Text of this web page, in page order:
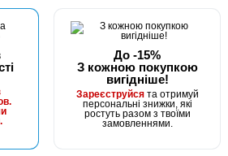
До -15%
З кожною покупкою
вигідніше!
Зареєструйсята отримуй
персональні знижки, які
ростуть разом з твоїми
замовленнями.